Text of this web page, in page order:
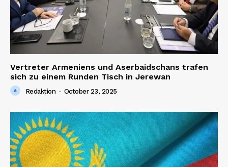
Vertreter Armeniens und Aserbaidschans trafen
sich zu einem Runden Tisch in Jerewan
Redaktion - October 23, 2025